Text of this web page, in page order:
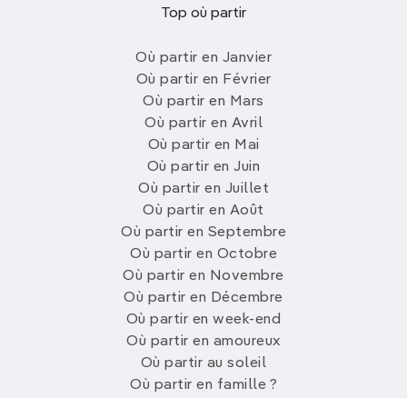
Top où partir
Où partir en Janvier
Où partir en Février
Où partir en Mars
Où partir en Avril
Où partir en Mai
Où partir en Juin
Où partir en Juillet
Où partir en Août
Où partir en Septembre
Où partir en Octobre
Où partir en Novembre
Où partir en Décembre
Où partir en week-end
Où partir en amoureux
Où partir au soleil
Où partir en famille ?